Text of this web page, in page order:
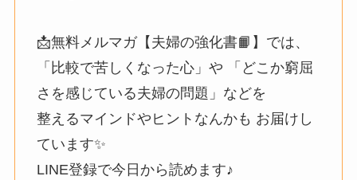
📩無料メルマガ【夫婦の強化書📙】では、
「比較で苦しくなった心」や 「どこか窮屈
さを感じている夫婦の問題」などを
整えるマインドやヒントなんかも お届けし
ています✨
LINE登録で今日から読めます♪